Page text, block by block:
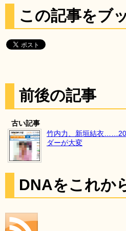
この記事をブ
前後の記事
古い記事
竹内力、新垣結衣
ダーが大変
DNAをこれか